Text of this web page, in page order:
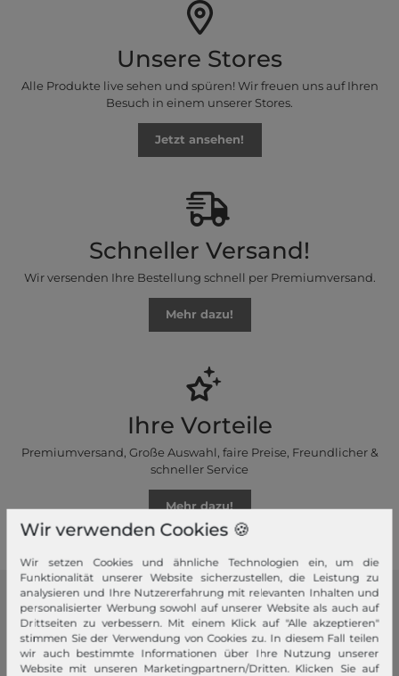
Unsere Stores
Alle Produkte live sehen und spüren! Wir freuen uns auf Ihren
Besuch in einem unserer Stores.
Jetzt ansehen!
Schneller Versand!
Wir versenden Ihre Bestellung schnell per Premiumversand.
Mehr dazu!
Ihre Vorteile
Premiumversand, Große Auswahl, faire Preise, Freundlicher &
schneller Service
Mehr dazu!
modeherz
Impressum
AGB
Wir verwenden Cookies 🍪
Wir setzen Cookies und ähnliche Technologien ein, um die
Funktionalität unserer Website sicherzustellen, die Leistung zu
analysieren und Ihre Nutzererfahrung mit relevanten Inhalten und
personalisierter Werbung sowohl auf unserer Website als auch auf
Drittseiten zu verbessern. Mit einem Klick auf "Alle akzeptieren"
stimmen Sie der Verwendung von Cookies zu. In diesem Fall teilen
wir auch bestimmte Informationen über Ihre Nutzung unserer
Website mit unseren Marketingpartnern/Dritten. Klicken Sie auf